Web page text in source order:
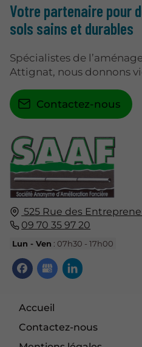
525 Rue des
09 70 35 97 20
Lun - Ven : 07h30 - 17h00
Accueil
Contactez-nous
Votre partenaire pour
sols sains et durables
Spécialistes de
Attignat, nous donnons
Contactez-nous